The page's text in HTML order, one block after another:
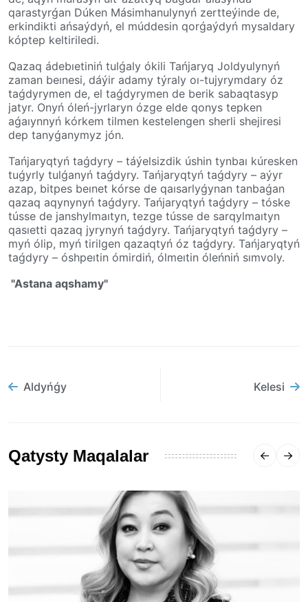
qarastyrǵan Dúken Másim­han­uly­nyń zertteýinde de,
erkindikti ańsaýdyń, el múddesin qorǵaýdyń mysaldary
kóptep kel­ti­riledi.
Qazaq ádebıetiniń tulǵaly ókili Tańjaryq Joldyulynyń
zaman beınesi, dáýir adamy týraly oı-tujy­rym­dary óz
taǵdyrymen de, el taǵdy­ry­men de berik sabaqtasyp
jatyr. Onyń óleń-jyrlaryn ózge elde qonys tepken
aǵaıynnyń kórkem tilmen kestelengen sherli shejiresi
dep tanyǵanymyz jón.
Tańjaryqtyń taǵdyry – táýel­siz­dik­ úshin tynbaı kúresken
tuǵyrly tulǵanyń taǵdyry. Tańjaryqtyń taǵdyry – aýyr
azap, bitpes beınet kórse de qaı­sar­ly­ǵy­nan tanbaǵan
qazaq aqynynyń taǵdyry. Tańjaryqtyń taǵdyry – tóske
tússe de jan­shyl­maı­tyn, tezge tússe de­ sar­qyl­maı­tyn
qasıet­ti qazaq jyry­nyń taǵdyry. Tańjaryqtyń taǵdyry –
myń ólip, myń tiril­gen qazaqtyń óz taǵdyry. Tańjaryqtyń
taǵdyry – óshpeıtin ómirdiń, ólmeı­tin óleńniń sımvoly.
"Astana aqshamy"
Aldyńǵy Kelesi
Qatysty Maqalalar